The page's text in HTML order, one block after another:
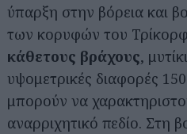
ύπαρξη στην βόρεια και
των κορυφών του
κάθετους βράχους,
υψομετρικές διαφορές
μπορούν να
αναρριχητικό πεδίο. Στη